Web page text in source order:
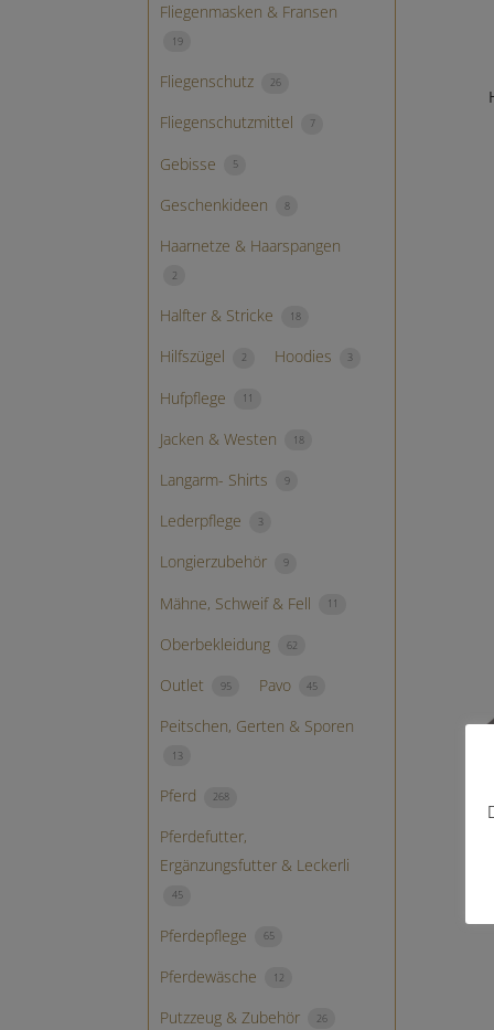
Fliegenmasken & Fransen
19
Fliegenschutz 26
Fliegenschutzmittel 7
Gebisse 5
Geschenkideen 8
Haarnetze & Haarspangen
2
Halfter & Stricke 18
Hilfszügel 2 Hoodies 3
Hufpflege 11
Jacken & Westen 18
Langarm- Shirts 9
Lederpflege 3
Longierzubehör 9
Mähne, Schweif & Fell 11
Oberbekleidung 62
Outlet 95 Pavo 45
Peitschen, Gerten & Sporen
13
Pferd 268
Pferdefutter,
Ergänzungsfutter & Leckerli
45
Pferdepflege 65
Pferdewäsche 12
Putzzeug & Zubehör 26